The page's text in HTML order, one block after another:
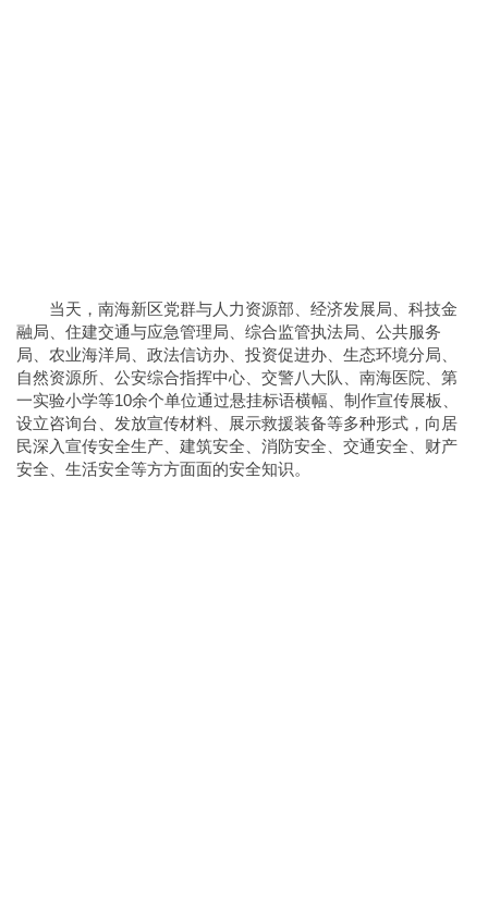
当天，南海新区党群与人力资源部、经济发展局、科技金
融局、住建交通与应急管理局、综合监管执法局、公共服务
局、农业海洋局、政法信访办、投资促进办、生态环境分局、
自然资源所、公安综合指挥中心、交警八大队、南海医院、第
一实验小学等10余个单位通过悬挂标语横幅、制作宣传展板、
设立咨询台、发放宣传材料、展示救援装备等多种形式，向居
民深入宣传安全生产、建筑安全、消防安全、交通安全、财产
安全、生活安全等方方面面的安全知识。